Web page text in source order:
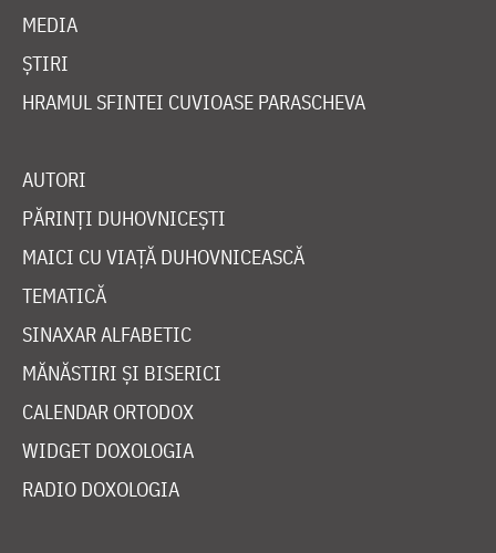
MEDIA
ȘTIRI
HRAMUL SFINTEI CUVIOASE PARASCHEVA
AUTORI
PĂRINȚI DUHOVNICEȘTI
MAICI CU VIAȚĂ DUHOVNICEASCĂ
TEMATICĂ
SINAXAR ALFABETIC
MĂNĂSTIRI ȘI BISERICI
CALENDAR ORTODOX
WIDGET DOXOLOGIA
RADIO DOXOLOGIA